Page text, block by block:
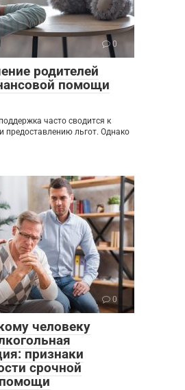
0
родителей
помощи
часто сводится к
предоставлению льгот. Однако
0
человеку
признаки
срочной